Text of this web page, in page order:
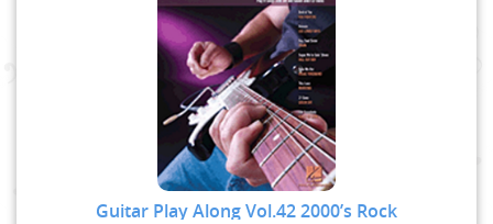
Guitar Play Along Vol.42 2000’s Rock